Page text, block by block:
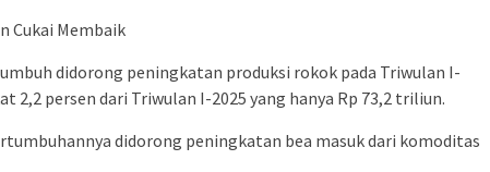
Cukai Membaik
didorong peningkatan produksi rokok pada Triwulan I-
2,2 persen dari Triwulan I-2025 yang hanya Rp 73,2 triliun.
didorong peningkatan bea masuk dari komoditas